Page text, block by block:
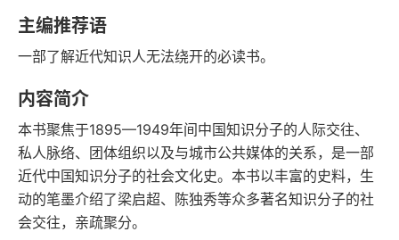
368千字
字数
2024-06-01
主编推荐语
一部了解近代知识人无法绕开的必读书。
内容简介
本书聚焦于1895—1949年间中国知识分子的人际交往、
私人脉络、团体组织以及与城市公共媒体的关系，是一部
近代中国知识分子的社会文化史。本书以丰富的史料，生
动的笔墨介绍了梁启超、陈独秀等众多著名知识分子的社
会交往，亲疏聚分。